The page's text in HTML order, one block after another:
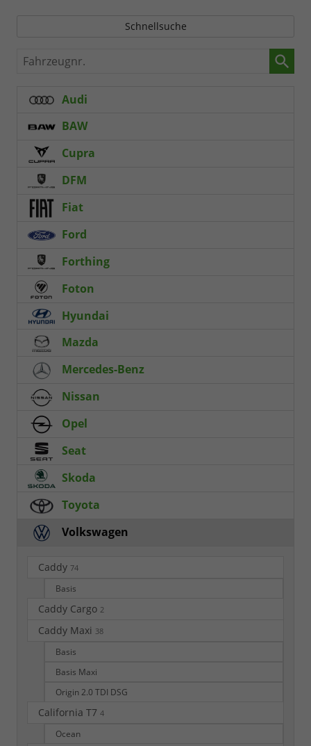
Schnellsuche
Fahrzeugnr.
Audi
BAW
Cupra
DFM
Fiat
Ford
Forthing
Foton
Hyundai
Mazda
Mercedes-Benz
Nissan
Opel
Seat
Skoda
Toyota
Volkswagen
Caddy 74
Basis
Caddy Cargo 2
Caddy Maxi 38
Basis
Basis Maxi
Origin 2.0 TDI DSG
California T7 4
Ocean